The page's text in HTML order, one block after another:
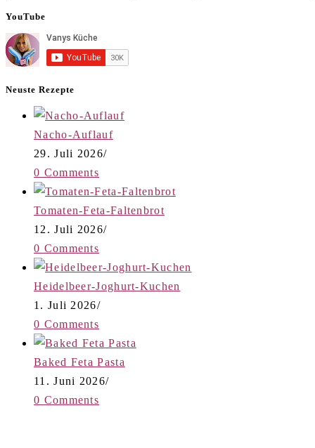
YouTube
Neuste Rezepte
Nacho-Auflauf
29. Juli 2026/
0 Comments
Tomaten-Feta-Faltenbrot
12. Juli 2026/
0 Comments
Heidelbeer-Joghurt-Kuchen
1. Juli 2026/
0 Comments
Baked Feta Pasta
11. Juni 2026/
0 Comments